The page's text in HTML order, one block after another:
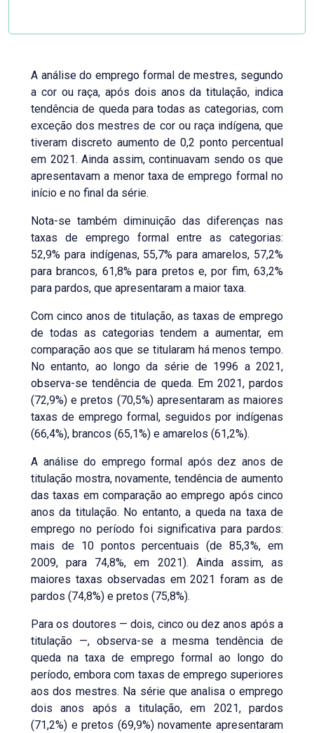
A análise do emprego formal de mestres, segundo
a cor ou raça, após dois anos da titulação, indica
tendência de queda para todas as categorias, com
exceção dos mestres de cor ou raça indígena, que
tiveram discreto aumento de 0,2 ponto percentual
em 2021. Ainda assim, continuavam sendo os que
apresentavam a menor taxa de emprego formal no
início e no final da série.
Nota-se também diminuição das diferenças nas
taxas de emprego formal entre as categorias:
52,9% para indígenas, 55,7% para amarelos, 57,2%
para brancos, 61,8% para pretos e, por fim, 63,2%
para pardos, que apresentaram a maior taxa.
Com cinco anos de titulação, as taxas de emprego
de todas as categorias tendem a aumentar, em
comparação aos que se titularam há menos tempo.
No entanto, ao longo da série de 1996 a 2021,
observa-se tendência de queda. Em 2021, pardos
(72,9%) e pretos (70,5%) apresentaram as maiores
taxas de emprego formal, seguidos por indígenas
(66,4%), brancos (65,1%) e amarelos (61,2%).
A análise do emprego formal após dez anos de
titulação mostra, novamente, tendência de aumento
das taxas em comparação ao emprego após cinco
anos da titulação. No entanto, a queda na taxa de
emprego no período foi significativa para pardos:
mais de 10 pontos percentuais (de 85,3%, em
2009, para 74,8%, em 2021). Ainda assim, as
maiores taxas observadas em 2021 foram as de
pardos (74,8%) e pretos (75,8%).
Para os doutores — dois, cinco ou dez anos após a
titulação —, observa-se a mesma tendência de
queda na taxa de emprego formal ao longo do
período, embora com taxas de emprego superiores
aos dos mestres. Na série que analisa o emprego
dois anos após a titulação, em 2021, pardos
(71,2%) e pretos (69,9%) novamente apresentaram